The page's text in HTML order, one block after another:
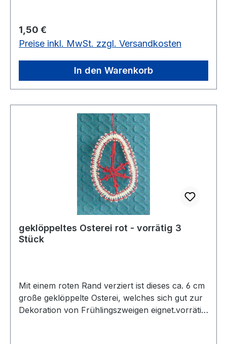
Regulärer Preis:
1,50 €
Preise inkl. MwSt. zzgl. Versandkosten
In den Warenkorb
geklöppeltes Osterei rot - vorrätig 3
Stück
Mit einem roten Rand verziert ist dieses ca. 6 cm
große geklöppelte Osterei, welches sich gut zur
Dekoration von Frühlingszweigen eignet.vorrätig: